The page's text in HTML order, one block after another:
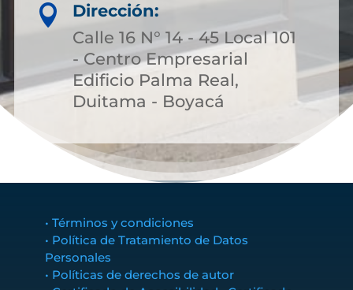

Dirección:
Calle 16 N° 14 - 45 Local 101
- Centro Empresarial
Edificio Palma Real,
Duitama - Boyacá
• Términos y condiciones
• Política de Tratamiento de Datos
Personales
• Políticas de derechos de autor